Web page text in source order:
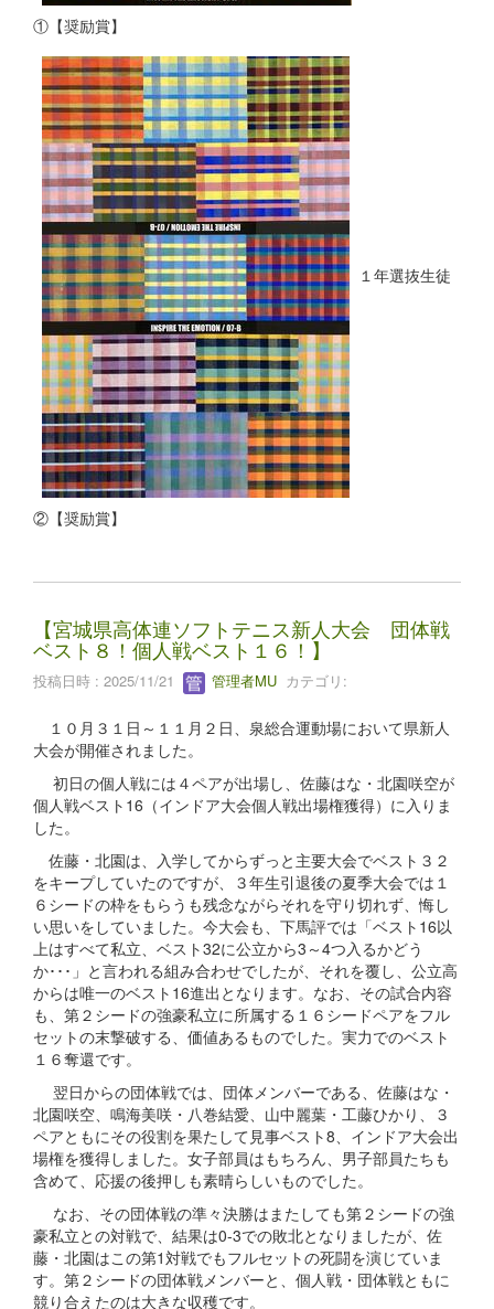
①【奨励賞】
１年選抜生徒
②【奨励賞】
【宮城県高体連ソフトテニス新人大会 団体戦
ベスト８！個人戦ベスト１６！】
投稿日時 : 2025/11/21 管理者MU カテゴリ:
１０月３１日～１１月２日、泉総合運動場において県新人
大会が開催されました。
初日の個人戦には４ペアが出場し、佐藤はな・北園咲空が
個人戦ベスト16（インドア大会個人戦出場権獲得）に入りま
した。
佐藤・北園は、入学してからずっと主要大会でベスト３２
をキープしていたのですが、３年生引退後の夏季大会では１
６シードの枠をもらうも残念ながらそれを守り切れず、悔し
い思いをしていました。今大会も、下馬評では「ベスト16以
上はすべて私立、ベスト32に公立から3～4つ入るかどう
か･･･」と言われる組み合わせでしたが、それを覆し、公立高
からは唯一のベスト16進出となります。なお、その試合内容
も、第２シードの強豪私立に所属する１６シードペアをフル
セットの末撃破する、価値あるものでした。実力でのベスト
１６奪還です。
翌日からの団体戦では、団体メンバーである、佐藤はな・
北園咲空、鳴海美咲・八巻結愛、山中麗葉・工藤ひかり、３
ペアともにその役割を果たして見事ベスト8、インドア大会出
場権を獲得しました。女子部員はもちろん、男子部員たちも
含めて、応援の後押しも素晴らしいものでした。
なお、その団体戦の準々決勝はまたしても第２シードの強
豪私立との対戦で、結果は0-3での敗北となりましたが、佐
藤・北園はこの第1対戦でもフルセットの死闘を演じていま
す。第２シードの団体戦メンバーと、個人戦・団体戦ともに
競り合えたのは大きな収穫です。